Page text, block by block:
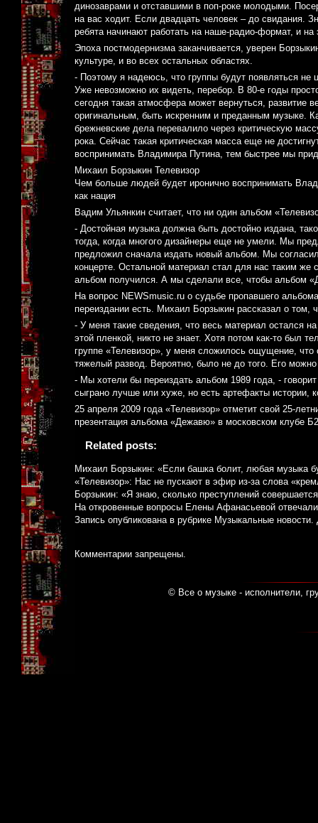
динозаврами и отставшими в поп-роке молодыми.
на вас ходит. Если двадцать человек – до свидания.
ребята начинают работать на наше-радио-формат, и на
Эпоха постмодернизма заканчивается, уверен
культуре, и во всех остальных областях.
- Поэтому я надеюсь, что группы будут появляться не
Уже невозможно их видеть, перебор. В 80-е годы
сегодня такая атмосфера может вернуться,
оригинальным, быть искренним и преданным музыке.
брежневские дела перевалило через критическую
рока. Сейчас такая критическая масса еще не
воспринимать Владимира Путина, тем быстрее мы
Михаил Борзыкин Телевизор
Чем больше людей будет иронично воспринимать
как нация
Вадим Ульянкин считает, что ни один альбом
- Достойная музыка должна быть достойно издана,
тогда, когда многого дизайнеры еще не умели. Мы
предложил сначала издать новый альбом. Мы
концерте. Остальной материал стал для нас таким
альбом получился. А мы сделали все, чтобы альбом
На вопрос NEWSmusic.ru о судьбе пропавшего
переиздании есть. Михаил Борзыкин рассказал о том,
- У меня такие сведения, что весь материал остался
этой пленкой, никто не знает. Хотя потом как-то был
группе «Телевизор», у меня сложилось ощущение,
тяжелый развод. Вероятно, было не до того. Его можно
- Мы хотели бы переиздать альбом 1989 года, -
сыграно лучше или хуже, но есть артефакты истории,
25 апреля 2009 года «Телевизор» отметит свой 25-
презентация альбома «Дежавю» в московском клубе
Related posts:
Михаил Борзыкин: «Если башка болит, любая музыка
«Телевизор»: Нас не пускают в эфир из-за слова
Борзыкин: «Я знаю, сколько преступлений
На откровенные вопросы Елены Афанасьевой
Запись опубликована в рубрике Музыкальные новости.
Комментарии запрещены.
© Все о музыке - исполнители,